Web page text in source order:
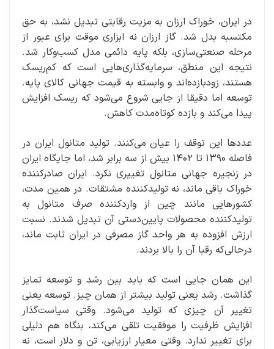
در ایران، خوراک ارزان به مزیت رقابتی تبدیل نشد، به حق
مکتسبه بدل شد. گاز ارزان نه ابزاری موقت برای عبور از
مرحله صنعتی‌سازی، بلکه پایه دائمی مدل کسب‌وکار شد.
نتیجه این منطق، سرمایه‌گذاری‌هایی است که کم‌ریسک
هستند، زودبازده‌اند و وابسته به قیمت جهانی کالای پایه.
توسعه اما دقیقا از جایی شروع می‌شود که ریسک افزایش
پیدا می‌کند و بازده کوتاه‌مدت کاهش.
عددها این توقف را عیان می‌کنند. تولید متانول ایران در
فاصله ۱۳۹۰ تا ۱۴۰۲ بیش از سه برابر شد، اما جایگاه ایران
در زنجیره جهانی متانول تغییری نکرد. ایران صادرکننده
خوراک باقی ماند، نه تولیدکننده مشتقات. در همین مدت،
کشورهایی مانند چین از واردکننده صرف متانول به
تولیدکننده محصولات پایین‌دستی آن تبدیل شدند. نسبت
ارزش افزوده به هر واحد گاز مصرفی در ایران ثابت ماند،
درحالی‌که رقبا آن را بالا بردند.
این همان جایی است که باید بین رشد و توسعه تمایز
گذاشت. رشد یعنی تولید بیشتر از همان چیز. توسعه یعنی
تغییر آن چیزی که تولید می‌شود. وقتی سیاست‌گذار
افزایش ظرفیت را موفقیت تلقی می‌کند، بنگاه هم دلیلی
برای تغییر ندارد. وقتی معیار ارزیابی، تن و دلار است، نه